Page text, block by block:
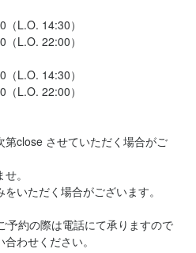
L.O. 14:30）
L.O. 22:00）
L.O. 14:30）
L.O. 22:00）
第close させていただく場合がご
。
いただく場合がございます。
予約の際は電話にて承りますので
わせください。